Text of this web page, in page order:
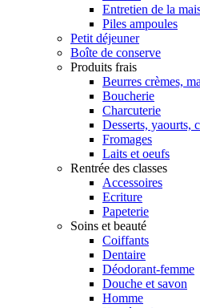
Entretien de la
Piles ampoules
Petit déjeuner
Boîte de conserve
Produits frais
Beurres crèmes,
Boucherie
Charcuterie
Desserts, yaourts,
Fromages
Laits et oeufs
Rentrée des classes
Accessoires
Ecriture
Papeterie
Soins et beauté
Coiffants
Dentaire
Déodorant-femme
Douche et savon
Homme